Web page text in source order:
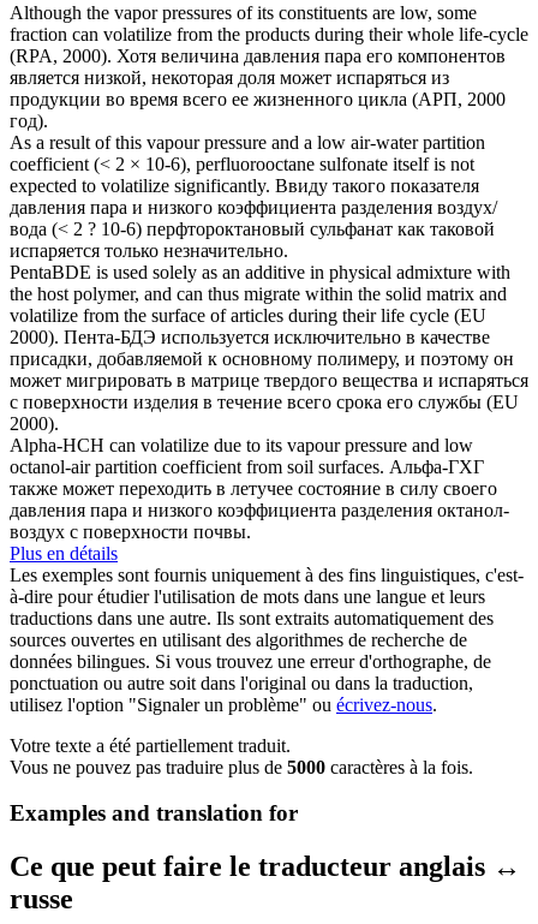
Although the vapor pressures of its constituents are low, some
fraction can volatilize from the products during their whole life-cycle
(RPA, 2000). Хотя величина давления пара его компонентов
является низкой, некоторая доля может испаряться из
продукции во время всего ее жизненного цикла (АРП, 2000
год).
As a result of this vapour pressure and a low air-water partition
coefficient (< 2 × 10-6), perfluorooctane sulfonate itself is not
expected to volatilize significantly. Ввиду такого показателя
давления пара и низкого коэффициента разделения воздух/
вода (< 2 ? 10-6) перфтороктановый сульфанат как таковой
испаряется только незначительно.
PentaBDE is used solely as an additive in physical admixture with
the host polymer, and can thus migrate within the solid matrix and
volatilize from the surface of articles during their life cycle (EU
2000). Пента-БДЭ используется исключительно в качестве
присадки, добавляемой к основному полимеру, и поэтому он
может мигрировать в матрице твердого вещества и испаряться
с поверхности изделия в течение всего срока его службы (EU
2000).
Alpha-HCH can volatilize due to its vapour pressure and low
octanol-air partition coefficient from soil surfaces. Альфа-ГХГ
также может переходить в летучее состояние в силу своего
давления пара и низкого коэффициента разделения октанол-
воздух с поверхности почвы.
Plus en détails
Les exemples sont fournis uniquement à des fins linguistiques, c'est-
à-dire pour étudier l'utilisation de mots dans une langue et leurs
traductions dans une autre. Ils sont extraits automatiquement des
sources ouvertes en utilisant des algorithmes de recherche de
données bilingues. Si vous trouvez une erreur d'orthographe, de
ponctuation ou autre soit dans l'original ou dans la traduction,
utilisez l'option "Signaler un problème" ou écrivez-nous.
Votre texte a été partiellement traduit.
Vous ne pouvez pas traduire plus de 5000 caractères à la fois.
Examples and translation for
Ce que peut faire le traducteur anglais ↔
russe